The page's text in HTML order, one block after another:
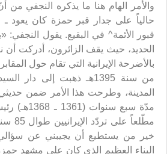
والأمر الهام هنا ما يذكره النجفي من
حالياً على جدار قبر حمزة كان يعود
قبور الأئمة^ في البقيع. يقول
الحديد، حيث يقف الزائرون، أدركت
بالأضرحة الإيرانية التي تقام حول
من سنة 1395هـ ذهبت إلى
المدينة، وطرحت هذا الأمر ضمن
مدّة سبع
خير من يستطيع أن يجيبني عن
البناء العظيم الذي كان على مشهد